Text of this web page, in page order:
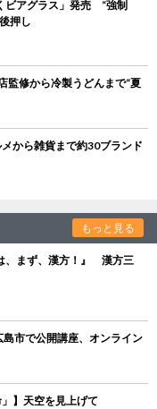
ビアグラス」発売 “強制
押し
修から冷製うどんまで“夏
から雑貨まで約30ブランド
もっと見る
、まず、漢方！』 漢方三
市で公開講座、オンライン
】天空を見上げて